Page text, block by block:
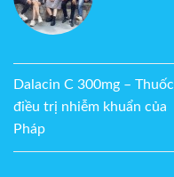
Dalacin C 300mg – Thuốc
điều trị nhiễm khuẩn của
Pháp